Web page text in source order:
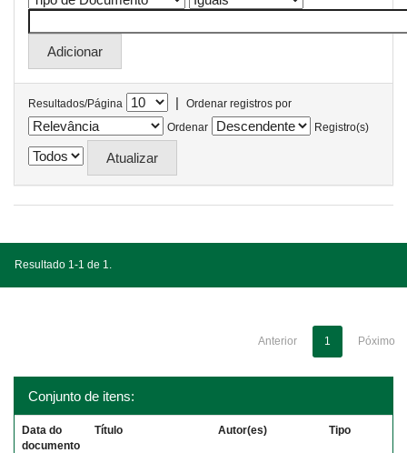
Resultados/Página |
Ordenar registros por
Ordenar
Registro(s)
Resultado 1-1 de 1.
Anterior 1 Póximo
Conjunto de itens:
Data do
documento
Título Autor(es) Tipo